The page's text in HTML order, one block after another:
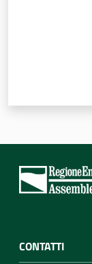
CONTATTI